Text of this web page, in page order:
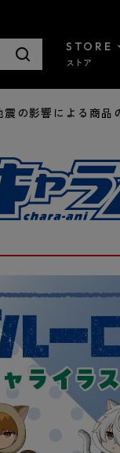
STORE
ストア
影響による商品